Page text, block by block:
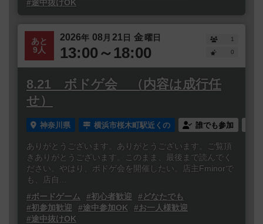
#途中抜けOK
あと
9人
2026年 08 月 21日 金曜日
13:00～18:00
1
0
8.21 ボドゲ会 （内容は成行任
せ）
神奈川県 横浜市桜木町駅近くの 誰でも参加
ありがとうございます。ありがとうございます。ご覧頂
きありがとうございます。このまま、最後まで読んでく
ださい。やはり、ボドゲ会を開催したい。店主Fminorで
も、店自...
#ボードゲーム
#初心者歓迎
#どなたでも
#初参加歓迎
#途中参加OK
#お一人様歓迎
#途中抜けOK